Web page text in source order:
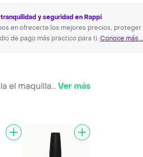
y seguridad en Rappi
en ofrecerte los mejores precios, proteger
de pago más practico para ti. Conoce más...
el maquilla...Ver más